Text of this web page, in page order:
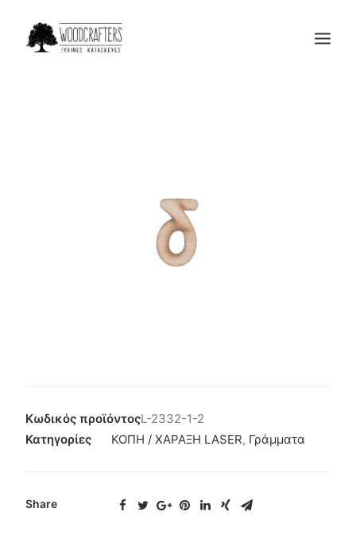
Κωδικός προϊόντοςL-2332-1-2
Κατηγορίες
ΚΟΠΗ / ΧΑΡΑΞΗ LASER, Γράμματα
Share